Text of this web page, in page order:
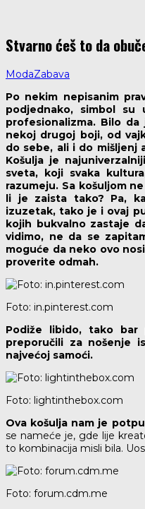
Stvarno ćeš to da
ModaZabava
Po nekim nepisanim
podjednako, simbol su
profesionalizma. Bilo
nekoj drugoj boji, od
do sebe, ali i do mišljenj
Košulja je
sveta, koji svaka
razumeju. Sa košuljom
li je zaista tako? Pa,
izuzetak, tako je i ovaj
kojih bukvalno zastaje
vidimo, ne da se
moguće da neko ovo
proverite odmah.
Foto: in.pinterest.com
Podiže libido, tako
preporučili za nošenje
najvećoj samoći.
Foto: lightinthebox.com
Ova košulja nam je
se nameće je, gde lije
to kombinacija misli bila.
Foto: forum.cdm.me